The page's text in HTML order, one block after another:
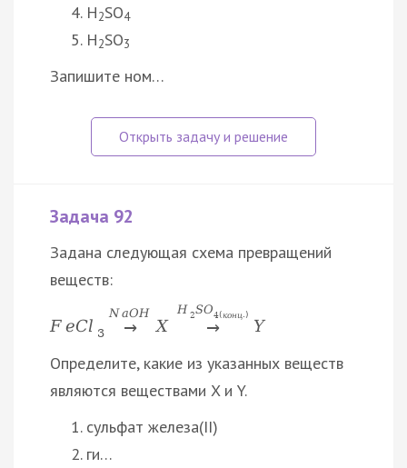
H2SO4
H2SO3
Запишите ном…
Задача 92
Задана следующая схема превращений
веществ:
FeCl 3
NaOH
→ X
H 2SO4( конц . )
→ Y
Определите, какие из указанных веществ
являются веществами X и Y.
сульфат железа(II)
ги…